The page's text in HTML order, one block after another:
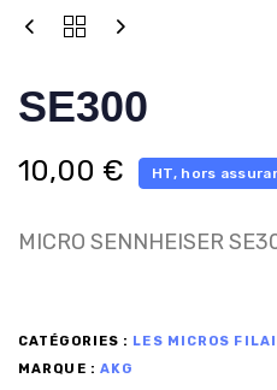
SE300
10,00 € HT, hors
MICRO SENNHEISER
CATÉGORIES : LES MICROS
MARQUE : AKG